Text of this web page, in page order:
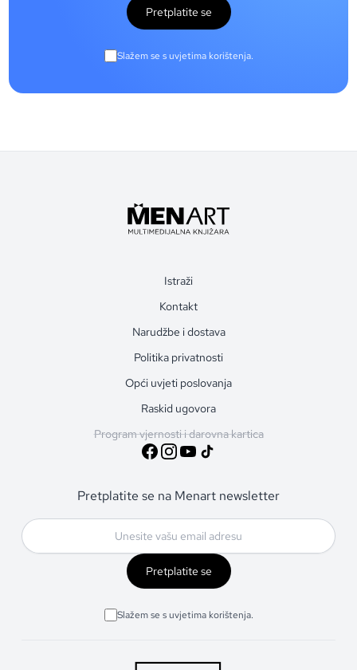
Pretplatite se
Slažem se s uvjetima korištenja.
Istraži
Kontakt
Narudžbe i dostava
Politika privatnosti
Opći uvjeti poslovanja
Raskid ugovora
Program vjernosti i darovna kartica
Pretplatite se na Menart newsletter
Pretplatite se
Slažem se s uvjetima korištenja.